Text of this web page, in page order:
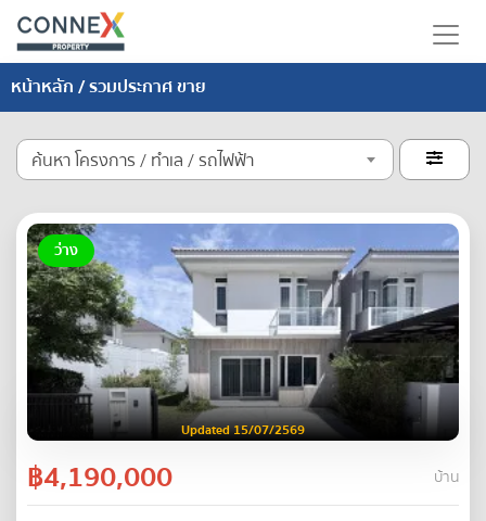
หน้าหลัก/ รวมประกาศ ขาย
ค้นหา โครงการ / ทำเล / รถไฟฟ้า 
ว่าง
Updated 15/07/2569
฿4,190,000 บ้าน